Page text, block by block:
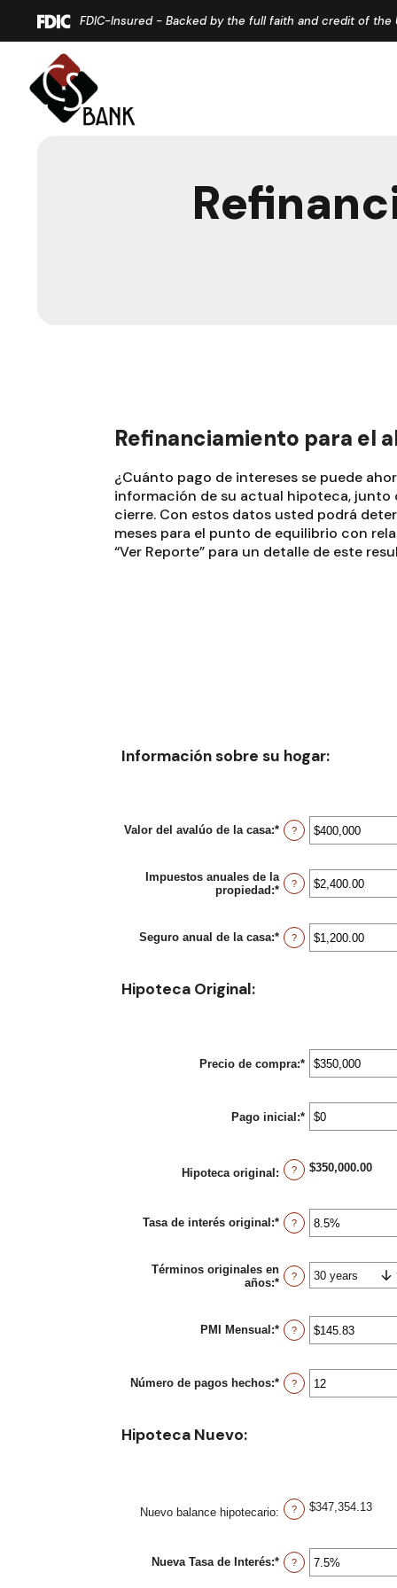
Home
main
content
Download
Acrobat
Reader
FDIC-Insured - Backed by the full faith and credit of the
Refinanciamiento para el
¿Cuánto pago de intereses se puede
información de su actual hipoteca, junto
cierre. Con estos datos usted podrá
meses para el punto de equilibrio con
“Ver Reporte” para un detalle de este
Información sobre su hogar:
Valor del avalúo de la casa:* Enter
an
between
$0
and
?
Impuestos anuales de la
propiedad :* Enter
between
$0.00
?
Seguro anual de la casa:* Enter
an
?
Hipoteca Original:
Precio de compra:* Enter
an
between
$0
and
Pago inicial:* Enter
an
$0
Hipoteca original : ? $350,000.00
Tasa de interés original :* Enter
an
between
0%
and
?
Términos originales en
años:* ?
PMI Mensual :* Enter
an
between
$0.00
and
?
Número de pagos hechos:* Enter
an
?
Hipoteca Nuevo:
Nuevo balance hipotecario: ? $347,354.13
Nueva Tasa de Interés:* Enter
an
?